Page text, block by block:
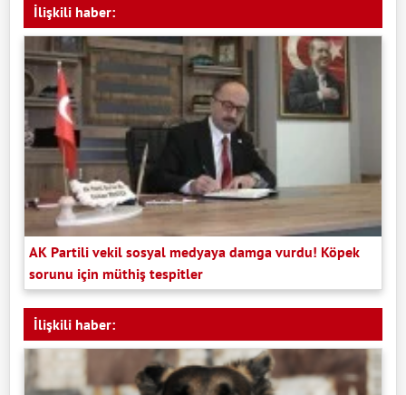
İlişkili haber:
AK Partili vekil sosyal medyaya damga vurdu! Köpek
sorunu için müthiş tespitler
İlişkili haber: